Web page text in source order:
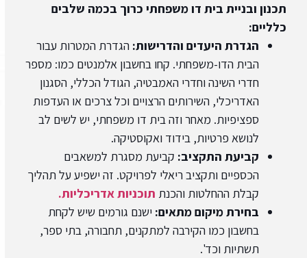
תכנון ובניית בית דו משפחתי כרוך בכמה שלבים
כלליים:
הגדרת היעדים והדרישות: הגדרת המטרות עבור
הבית הדו-משפחתי. קחו בחשבון אלמנטים כמו: מספר
חדרי השינה וחדרי האמבטיה, הגודל הכללי, הסגנון
האדריכלי, השירותים הרצויים וכל צרכים או העדפות
ספציפיות. מאחר וזה בית דו משפחתי, יש לשים לב
לנושא פרטיות, בידוד ואקוסטיקה.
קביעת התקציב: קביעת מסגרת למשאבים
הכספיים ותקציב ריאלי לפרויקט. זה ישפיע על תהליך
קבלת ההחלטות והכנת תוכניות אדריכליות.
בחירת מיקום מתאים: ישנם גורמים שיש לקחת
בחשבון כמו הקירבה למתקנים, תחבורה, בתי ספר,
תשתיות וכד'.